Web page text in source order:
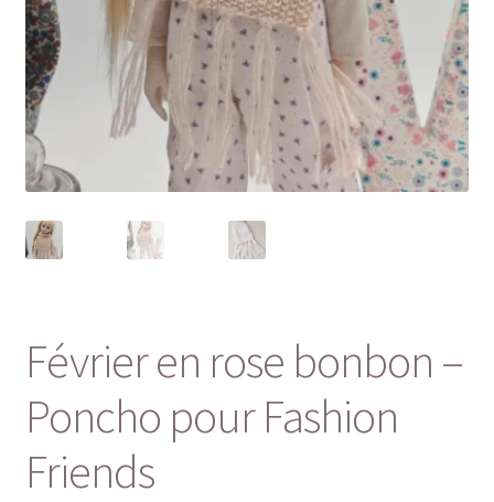
Validation de la commande
Février en rose bonbon –
Poncho pour Fashion
Friends